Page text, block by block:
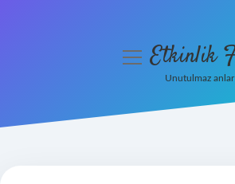
menüyüEtkinlik
Unutulmaz anlar